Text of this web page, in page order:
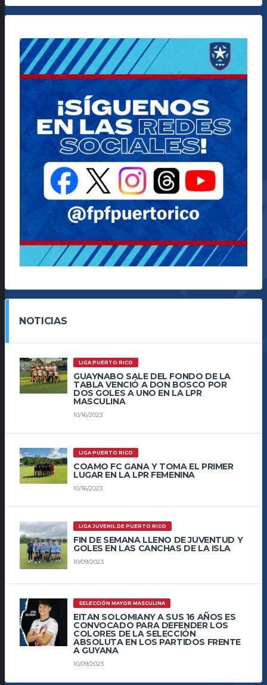
NOTICIAS
LIGA PUERTO RICO
GUAYNABO SALE DEL FONDO DE LA
TABLA VENCIÓ A DON BOSCO POR
DOS GOLES A UNO EN LA LPR
MASCULINA
10/16/2023
LIGA PUERTO RICO
COAMO FC GANA Y TOMA EL PRIMER
LUGAR EN LA LPR FEMENINA
10/16/2023
LIGA JUVENIL DE PUERTO RICO
FIN DE SEMANA LLENO DE JUVENTUD Y
GOLES EN LAS CANCHAS DE LA ISLA
10/09/2023
SELECCIÓN MAYOR MASCULINA
EITAN SOLOMIANY A SUS 16 AÑOS ES
CONVOCADO PARA DEFENDER LOS
COLORES DE LA SELECCIÓN
ABSOLUTA EN LOS PARTIDOS FRENTE
A GUYANA
10/09/2023